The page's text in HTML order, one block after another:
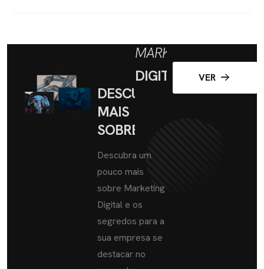
DESCUBRA
MAIS
SOBRE
MARKETING
DIGITAL
Descubra um
pouco mais
sobre Marketing
Digital e os
segredos para a
sua empresa se
destacar no
VER